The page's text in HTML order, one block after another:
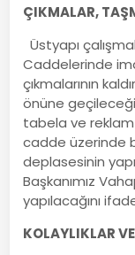
ÇIKMALAR,
Üstyapı
Caddelerinde
çıkmalarının
önüne
tabela ve reklam
cadde üzerinde
deplasesinin
Başkanımız
yapılacağını
KOLAYLIKLAR